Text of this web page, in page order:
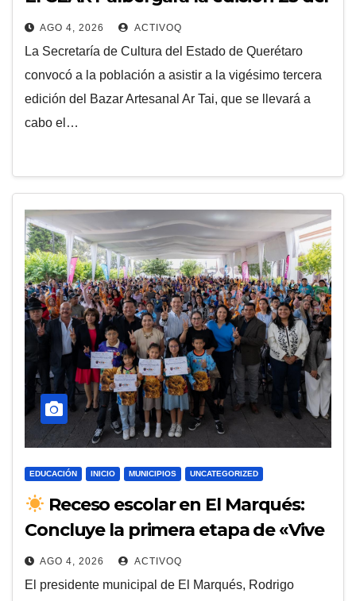
Bazar Artesanal Ar Tai
AGO 4, 2026 ACTIVOQ
La Secretaría de Cultura del Estado de Querétaro
convocó a la población a asistir a la vigésimo tercera
edición del Bazar Artesanal Ar Tai, que se llevará a
cabo el…
EDUCACIÓN INICIO MUNICIPIOS UNCATEGORIZED
Receso escolar en El Marqués:
Concluye la primera etapa de «Vive
el Verano 2026»
AGO 4, 2026 ACTIVOQ
El presidente municipal de El Marqués, Rodrigo